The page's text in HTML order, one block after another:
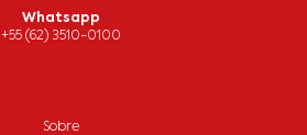
Whatsapp
+55 (62) 3510-0100
Sobre